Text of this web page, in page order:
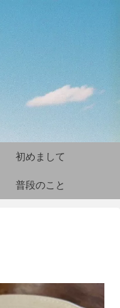
初めまして
普段のこと